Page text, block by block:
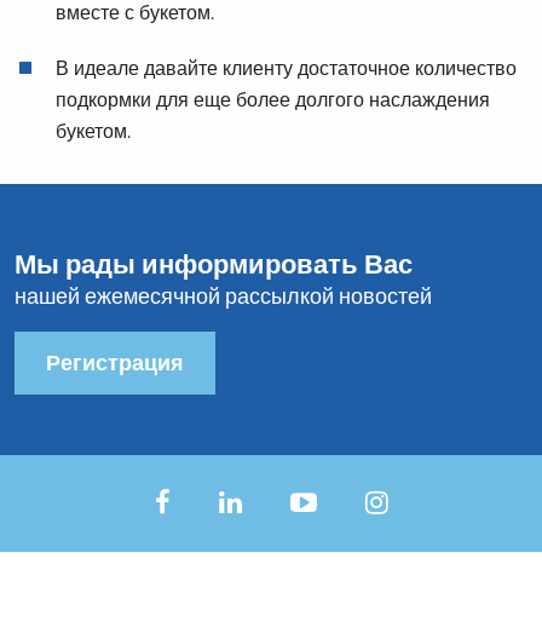
вместе с букетом.
В идеале давайте клиенту достаточное количество
подкормки для еще более долгого наслаждения
букетом.
Мы рады информировать Вас
нашей ежемесячной рассылкой новостей
Регистрация